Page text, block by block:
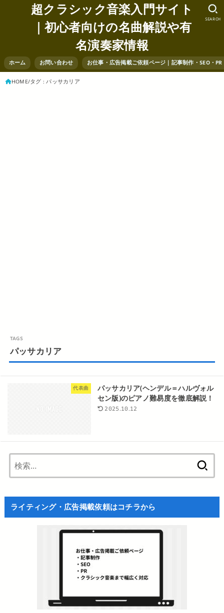
超クラシック音楽入門サイト
｜初心者向けの名曲解説や有
名演奏家情報
ホーム お問い合わせ お仕事・広告掲載ご依頼ページ｜記事制作・SEO・
SEARCH
HOME タグ : パッサカリア
パッサカリア
代表曲
パッサカリア(ヘンデル＝ハルヴォル
セン版)のピアノ難易度を徹底解説！
2025.10.12
ライティング・広告掲載依頼はコチラから